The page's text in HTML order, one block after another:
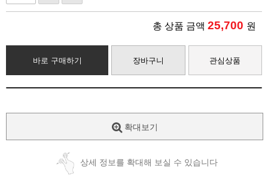
총 상품 금액 25,700 원
바로 구매하기 장바구니 관심상품
확대보기
상세 정보를 확대해 보실 수 있습니다